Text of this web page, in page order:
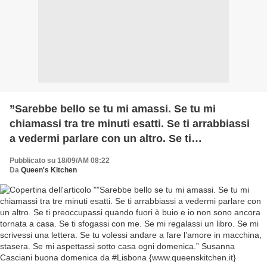
”Sarebbe bello se tu mi amassi. Se tu mi
chiamassi tra tre minuti esatti. Se ti arrabbiassi
a vedermi parlare con un altro. Se ti
ancora tornata a casa. Se ti sfogassi con me. Se
Se tu volessi andare a fare l’amore in macchina,
stasera. Se mi aspettassi sotto casa ogni
domenica.” Susanna Casciani buona domenica
da #Lisbona {www.queenskitchen.it}
#queensbreakfast #queeninlisbon
Pubblicato su 18/09/AM 08:22
Da Queen's Kitchen